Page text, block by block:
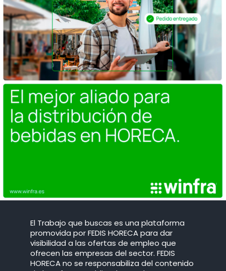
El Trabajo que buscas es una plataforma
promovida por FEDIS HORECA para dar
visibilidad a las ofertas de empleo que
ofrecen las empresas del sector. FEDIS
HORECA no se responsabiliza del contenido